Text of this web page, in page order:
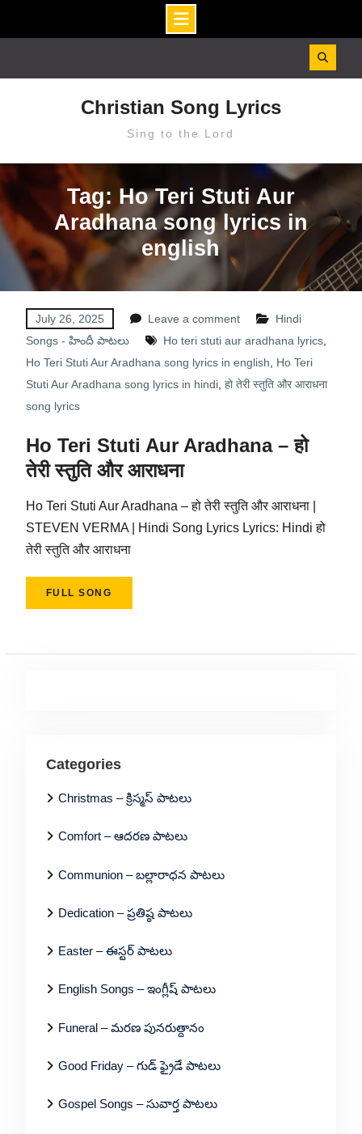
Christian Song Lyrics
Sing to the Lord
Tag: Ho Teri Stuti Aur
Aradhana song lyrics in
english
July 26, 2025 Leave a comment
Hindi
Songs - హిందీ పాటలు
Ho teri stuti aur aradhana lyrics,
Ho Teri Stuti Aur Aradhana song lyrics in english
Ho Teri
Stuti Aur Aradhana song lyrics in hindi, हो तेरी स्तुति और आराधना
song lyrics
Ho Teri Stuti Aur Aradhana – हो
तेरी स्तुति और आराधना
Ho Teri Stuti Aur Aradhana – हो तेरी स्तुति और आराधना |
STEVEN VERMA | Hindi Song Lyrics Lyrics: Hindi हो
तेरी स्तुति और आराधना
FULL SONG
Categories
Christmas – క్రిస్మస్ పాటలు
Comfort – ఆదరణ పాటలు
Communion – బల్లారాధన పాటలు
Dedication – ప్రతిష్ఠ పాటలు
Easter – ఈస్టర్ పాటలు
English Songs – ఇంగ్లీష్ పాటలు
Funeral – మరణ పునరుత్దానం
Good Friday – గుడ్ ఫ్రైడే పాటలు
Gospel Songs – సువార్త పాటలు